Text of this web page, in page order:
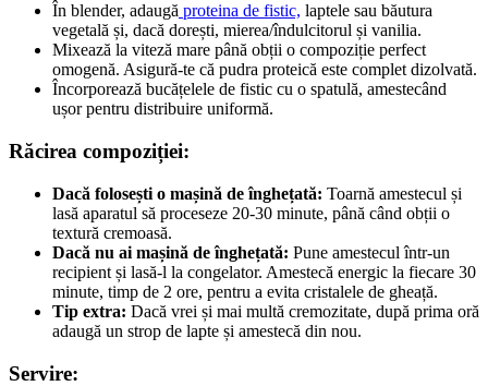
În blender, adaugă proteina de fistic, laptele sau băutura
vegetală și, dacă dorești, mierea/îndulcitorul și vanilia.
Mixează la viteză mare până obții o compoziție perfect
omogenă. Asigură-te că pudra proteică este complet dizolvată.
Încorporează bucățelele de fistic cu o spatulă, amestecând
ușor pentru distribuire uniformă.
Răcirea compoziției:
Dacă folosești o mașină de înghețată: Toarnă amestecul și
lasă aparatul să proceseze 20-30 minute, până când obții o
textură cremoasă.
Dacă nu ai mașină de înghețată: Pune amestecul într-un
recipient și lasă-l la congelator. Amestecă energic la fiecare 30
minute, timp de 2 ore, pentru a evita cristalele de gheață.
Tip extra: Dacă vrei și mai multă cremozitate, după prima oră
adaugă un strop de lapte și amestecă din nou.
Servire: